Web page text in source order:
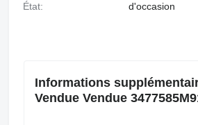
État: d'occasion
Informations
Vendue Vendue